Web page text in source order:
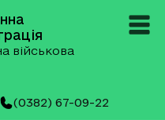
військова
(0382) 67-09-22